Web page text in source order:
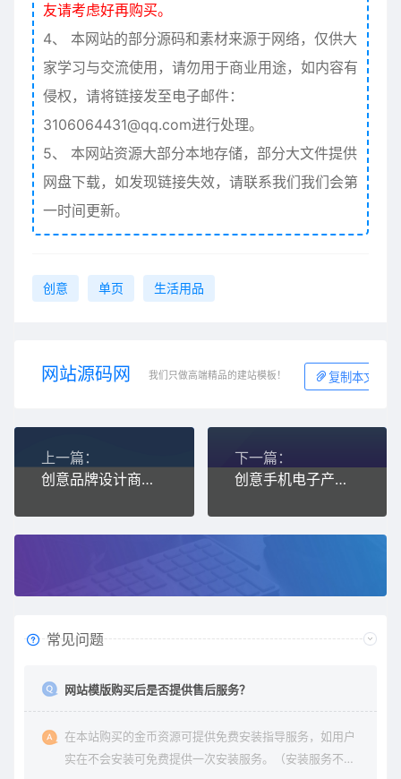
友请考虑好再购买。
4、
本网站的部分源码和素材来源于网络，仅供大
家学习与交流使用，请勿用于商业用途，如内容有
侵权，请将链接发至电子邮件：
3106064431@qq.com进行处理。
5、
本网站资源大部分本地存储，部分大文件提供
网盘下载，如发现链接失效，请联系我们我们会第
一时间更新。
创意 单页 生活用品
网站源码网 我们只做高端精品的建站模板！ 复制本文链接
上一篇：
创意品牌设计商务服务公司html网站模板
下一篇：
创意手机电子产品维修企业单页html模板
常见问题
网站模版购买后是否提供售后服务？
在本站购买的金币资源可提供免费安装指导服务，如用户
实在不会安装可免费提供一次安装服务。（安装服务不包